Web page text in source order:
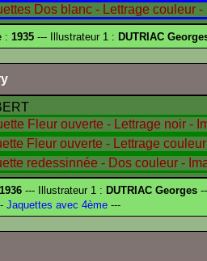
: 1935 --- Illustrateur 1 : DUTRIAC
1936 --- Illustrateur 1 : DUTRIAC Georges
Jaquettes avec 4ème ---